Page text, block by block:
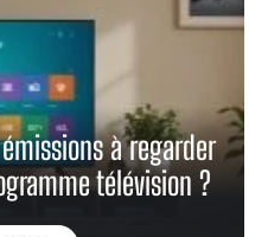
à regarder
télévision ?